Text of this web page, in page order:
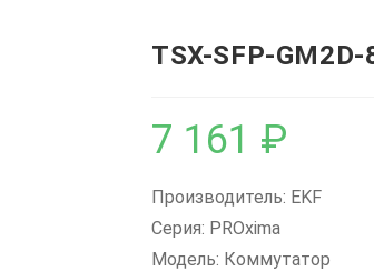
TSX-SFP-
7 161 ₽
Производитель: EKF
Серия: PROxima
Модель: Коммутатор